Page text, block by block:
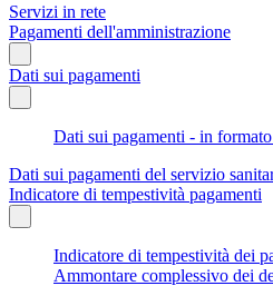
Servizi in rete
Pagamenti dell'amministrazione
Dati sui pagamenti
Dati sui pagamenti - in
Dati sui pagamenti del servizio
Indicatore di tempestività pagamenti
Indicatore di tempestività dei
Ammontare complessivo dei